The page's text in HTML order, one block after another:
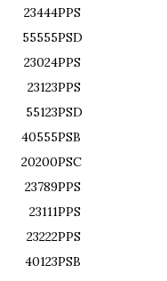
23444PPS
55555PSD
23024PPS
23123PPS
55123PSD
40555PSB
20200PSC
23789PPS
23111PPS
23222PPS
40123PSB